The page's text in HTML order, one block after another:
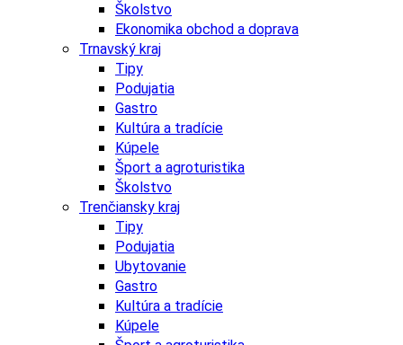
Školstvo
Ekonomika obchod a doprava
Trnavský kraj
Tipy
Podujatia
Gastro
Kultúra a tradície
Kúpele
Šport a agroturistika
Školstvo
Trenčiansky kraj
Tipy
Podujatia
Ubytovanie
Gastro
Kultúra a tradície
Kúpele